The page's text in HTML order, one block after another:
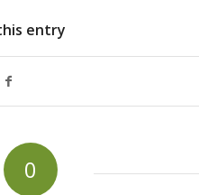
entry
0